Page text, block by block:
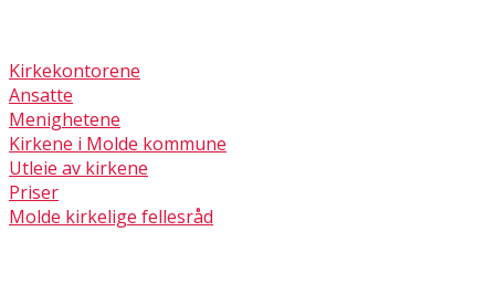
Kirkekontorene
Ansatte
Menighetene
Kirkene i Molde kommune
Utleie av kirkene
Priser
Molde kirkelige fellesråd